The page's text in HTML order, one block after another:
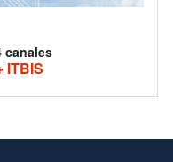
canales
ITBIS